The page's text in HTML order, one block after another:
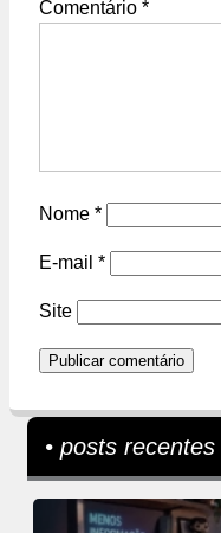
Comentário *
Nome *
E-mail *
Site
• posts recentes